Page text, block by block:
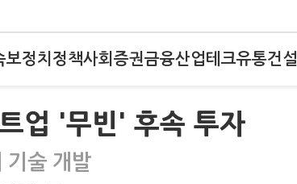
보정치 정책사회 증권금융산업테크유통건설
업 '무빈' 후속 투자
기술 개발